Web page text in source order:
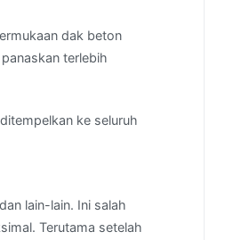
dak beton
terlebih
ke seluruh
lain-lain. Ini salah
Terutama setelah